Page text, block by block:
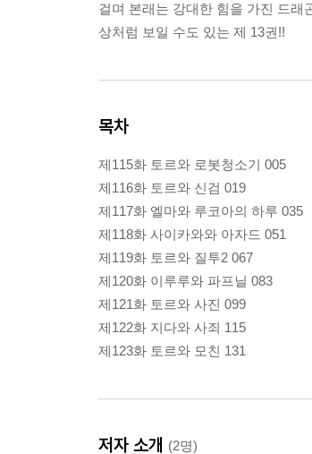
걸며 본래는 강대한 힘을 가진 드래
상처럼 보일 수도 있는 제 13권!!
목차
제115화 토르와 로봇청소기 005
제116화 토르와 신검 019
제117화 엘마와 루코아의 하루 035
제118화 사이카와와 아자드 051
제119화 토르와 질투2 067
제120화 이루루와 파프닐 083
제121화 토르와 사진 099
제122화 지다와 사죄 115
제123화 토르와 모친 131
저자 소개 (2명)